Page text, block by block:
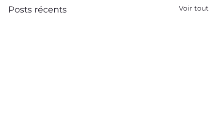
Posts récents Voir tout